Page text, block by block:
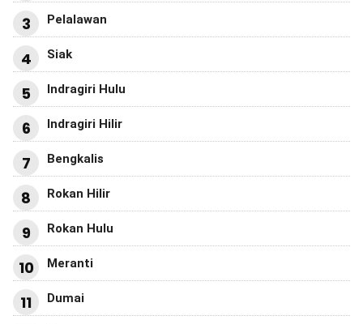
3 Pelalawan
4 Siak
5 Indragiri Hulu
6 Indragiri Hilir
7 Bengkalis
8 Rokan Hilir
9 Rokan Hulu
10 Meranti
11 Dumai